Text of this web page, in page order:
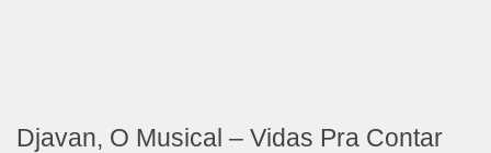
Djavan, O Musical – Vidas Pra Contar